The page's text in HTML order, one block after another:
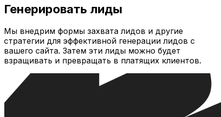
Генерировать лиды
Мы внедрим формы захвата лидов и другие
стратегии для эффективной генерации лидов с
вашего сайта. Затем эти лиды можно будет
взращивать и превращать в платящих клиентов.